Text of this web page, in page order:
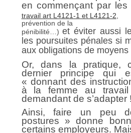
en commençant par
travail art L4121-1 et L4121-2
prévention de la
pénibilité…)et éviter aussi
les poursuites pénales si
aux obligations de
Or, dans la pratique,
dernier principe qui
« donnant des
à la femme au
demandant de s’adapter !
Ainsi, faire un peu
postures » donne
certains employeurs.